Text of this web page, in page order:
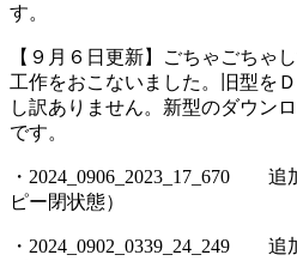
す。
【９月６日更新】ごちゃごちゃ
工作をおこないました。旧型を
し訳ありません。新型のダウン
です。
・2024_0906_2023_17_670 追
ピー閉状態）
・2024_0902_0339_24_249 追